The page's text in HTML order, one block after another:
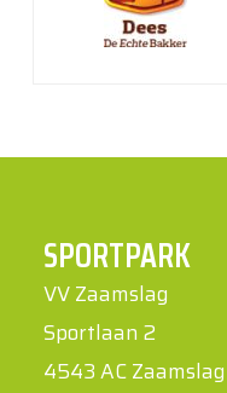
SPORTPARK
VV Zaamslag
Sportlaan 2
4543 AC Zaamslag